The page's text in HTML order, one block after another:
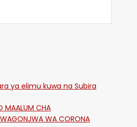
ya elimu kuwa na Subira
MAALUM CHA
WAGONJWA WA CORONA